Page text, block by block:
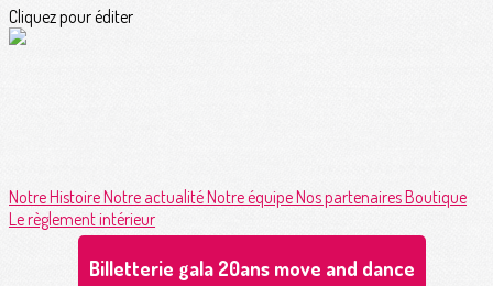
Cliquez pour éditer
Notre HistoireNotre actualitéNotre équipeNos partenairesBoutique
Le règlement intérieur
Billetterie gala 20ans move and dance